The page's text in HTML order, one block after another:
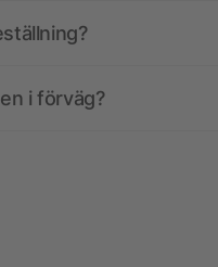
i förväg?